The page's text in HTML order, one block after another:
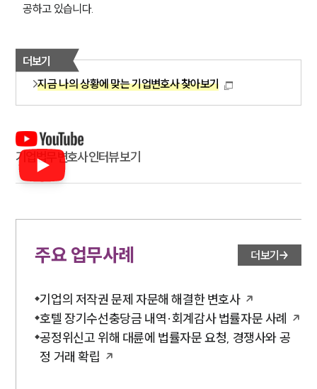
공하고 있습니다.
더보기
지금 나의 상황에 맞는 기업변호사 찾아보기
기업법무 변호사 인터뷰 보기
주요 업무사례 더보기
기업의 저작권 문제 자문해 해결한 변호사
호텔 장기수선충당금 내역·회계감사 법률자문 사례
공정위신고 위해 대륜에 법률자문 요청, 경쟁사와 공
정 거래 확립